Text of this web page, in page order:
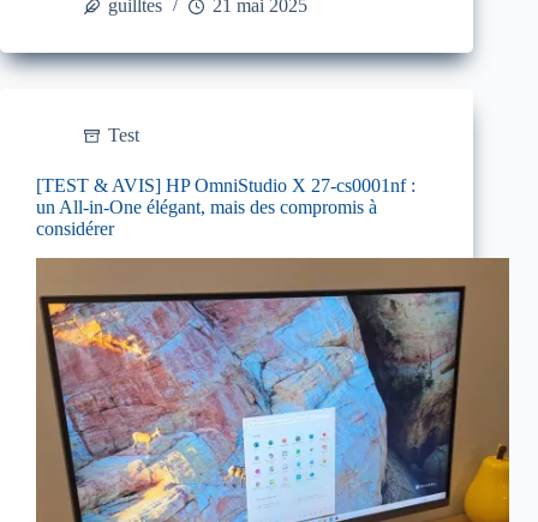
guilltes 21 mai 2025
Test
[TEST & AVIS] HP OmniStudio X 27-cs0001nf :
un All-in-One élégant, mais des compromis à
considérer